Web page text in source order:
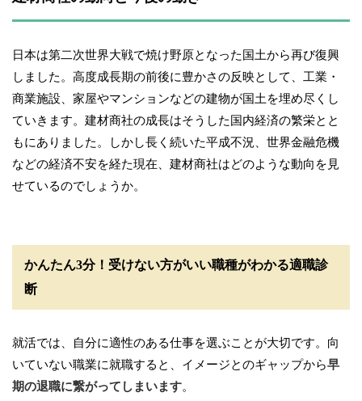
日本は第二次世界大戦で焼け野原となった国土から再び復興
しました。高度成長期の前後に豊かさの反映として、工業・
商業施設、家屋やマンションなどの建物が国土を埋め尽くし
ていきます。建材商社の成長はそうした国内経済の繁栄とと
もにありました。しかし長く続いた平成不況、世界金融危機
などの経済不安を経た現在、建材商社はどのような動向を見
せているのでしょうか。
かんたん3分！受けない方がいい職種がわかる適職診
断
就活では、自分に適性のある仕事を選ぶことが大切です。向
いていない職業に就職すると、イメージとのギャップから早
期の退職に繋がってしまいます。